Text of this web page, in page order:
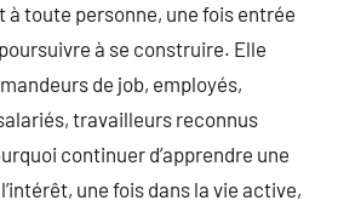
à toute personne, une fois entrée
à se construire. Elle
de job, employés,
travailleurs reconnus
continuer d’apprendre une
une fois dans la vie active,